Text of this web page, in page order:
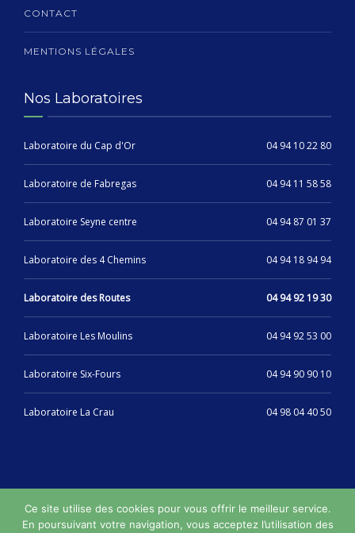
CONTACT
MENTIONS LÉGALES
Nos Laboratoires
Laboratoire du Cap d'Or 04 94 10 22 80
Laboratoire de Fabregas 04 94 11 58 58
Laboratoire Seyne centre 04 94 87 01 37
Laboratoire des 4 Chemins 04 94 18 94 94
Laboratoire des Routes 04 94 92 19 30
Laboratoire Les Moulins 04 94 92 53 00
Laboratoire Six-Fours 04 94 90 90 10
Laboratoire La Crau 04 98 04 40 50
Synergie Laboratoires © 2019/2024 • Web design :
Ce site utilise des cookies pour vous offrir le meilleur service.
En poursuivant votre navigation, vous acceptez l’utilisation des